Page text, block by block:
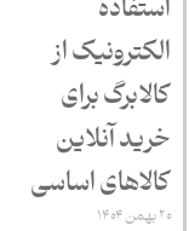
استفاده
الکترونیک از
کالابرگ برای
خرید آنلاین
کالاهای اساسی
۲۰ بهمن ۱۴۰۴